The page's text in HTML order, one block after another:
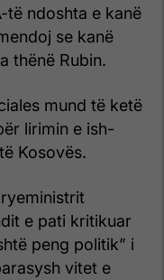
të ndoshta e kanë
se kanë
thënë Rubin.
mund të ketë
lirimin e ish-
Kosovës.
e pati kritikuar
peng politik” i
vitet e